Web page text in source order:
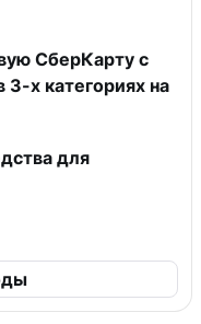
СберКарту с
х категориях на
для